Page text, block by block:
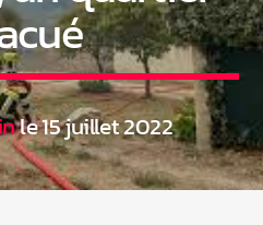
le 15 juillet 2022